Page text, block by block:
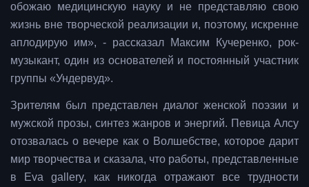
обожаю медицинскую науку и не представляю свою
жизнь вне творческой реализации и, поэтому, искренне
аплодирую им», - рассказал Максим Кучеренко, рок-
музыкант, один из основателей и постоянный участник
группы «Ундервуд».
Зрителям был представлен диалог женской поэзии и
мужской прозы, синтез жанров и энергий. Певица Алсу
отозвалась о вечере как о Волшебстве, которое дарит
мир творчества и сказала, что работы, представленные
в Eva gallery, как никогда отражают все трудности